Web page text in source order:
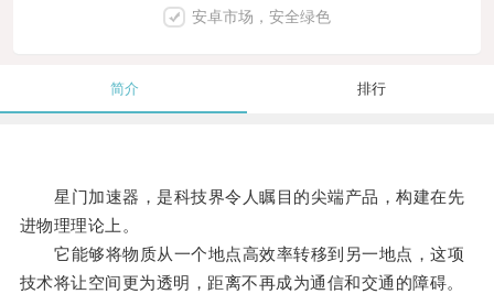
安卓市场，安全绿色
简介 排行
星门加速器，是科技界令人瞩目的尖端产品，构建在先
进物理理论上。
它能够将物质从一个地点高效率转移到另一地点，这项
技术将让空间更为透明，距离不再成为通信和交通的障碍。